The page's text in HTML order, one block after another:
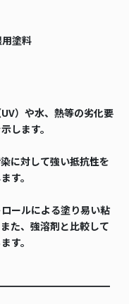
塗料
）や水、熱等の劣化要
します。
に対して強い抵抗性を
す。
ールによる塗り易い粘
た、強溶剤と比較して
す。